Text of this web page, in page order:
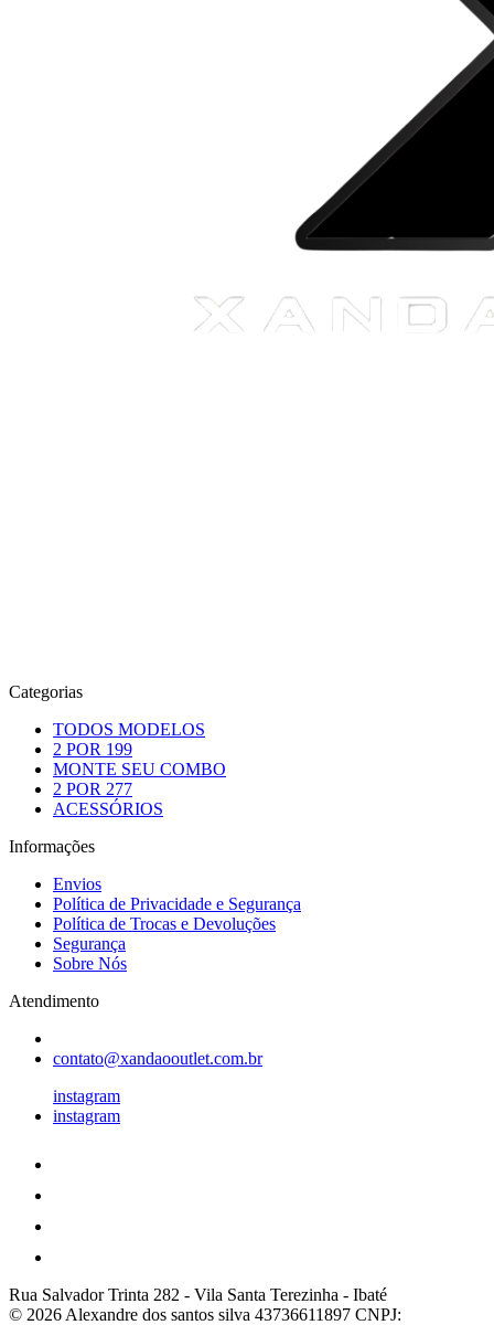
Categorias
TODOS MODELOS
2 POR 199
MONTE SEU COMBO
2 POR 277
ACESSÓRIOS
Informações
Envios
Política de Privacidade e Segurança
Política de Trocas e Devoluções
Segurança
Sobre Nós
Atendimento
contato@xandaooutlet.com.br
instagram
instagram
Rua Salvador Trinta 282 - Vila Santa Terezinha - Ibaté
© 2026 Alexandre dos santos silva 43736611897 CNPJ: